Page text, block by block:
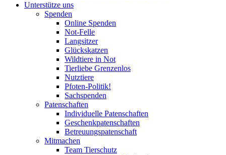
Unterstütze uns
Spenden
Online Spenden
Not-Felle
Langsitzer
Glückskatzen
Wildtiere in Not
Tierliebe Grenzenlos
Nutztiere
Pfoten-Politik!
Sachspenden
Patenschaften
Individuelle Patenschaften
Geschenkpatenschaften
Betreuungspatenschaft
Mitmachen
Team Tierschutz